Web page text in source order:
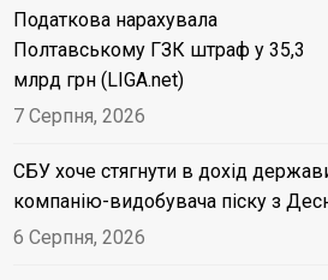
Податкова нарахувала
Полтавському ГЗК штраф у 35,3
млрд грн (LIGA.net)
7 Серпня, 2026
СБУ хоче стягнути в дохід
компанію-видобувача піску з
6 Серпня, 2026